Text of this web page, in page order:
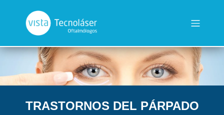
TRASTORNOS DEL PÁRPADO